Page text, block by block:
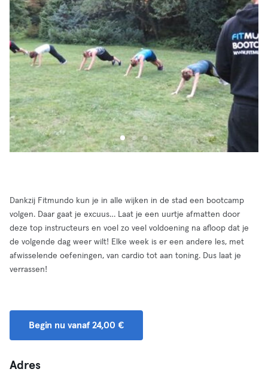
Dankzij Fitmundo kun je in alle wijken in de stad een bootcamp
volgen. Daar gaat je excuus… Laat je een uurtje afmatten door
deze top instructeurs en voel zo veel voldoening na afloop dat je
de volgende dag weer wilt! Elke week is er een andere les, met
afwisselende oefeningen, van cardio tot aan toning. Dus laat je
verrassen!
Begin nu vanaf 24,00 €
Adres